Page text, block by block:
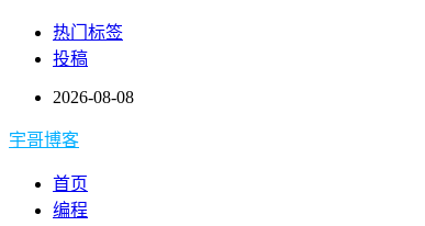
热门标签
投稿
2026-08-08
宇哥博客
首页
编程